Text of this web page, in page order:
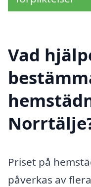
Vad
Priset på
påverkas av